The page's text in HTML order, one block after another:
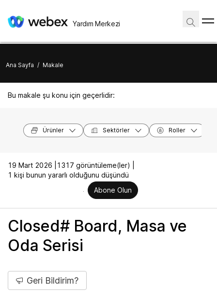
Yardım Merkezi
Ana Sayfa / Makale
Bu makale şu konu için geçerlidir:
Ürünler Sektörler Roller
19 Mart 2026 |
1317 görüntüleme(ler) |
1 kişi bunun yararlı olduğunu düşündü
Abone Olun
Closed# Board, Masa ve
Oda Serisi
Geri Bildirim?